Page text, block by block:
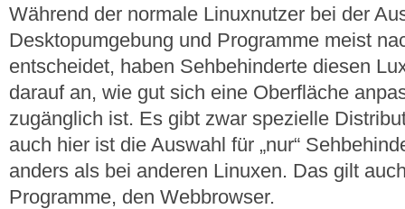
Während der normale Linuxnutzer bei der
Desktopumgebung und Programme meist
entscheidet, haben Sehbehinderte diesen
darauf an, wie gut sich eine Oberfläche
zugänglich ist. Es gibt zwar spezielle
auch hier ist die Auswahl für „nur“
anders als bei anderen Linuxen. Das gilt
Programme, den Webbrowser.